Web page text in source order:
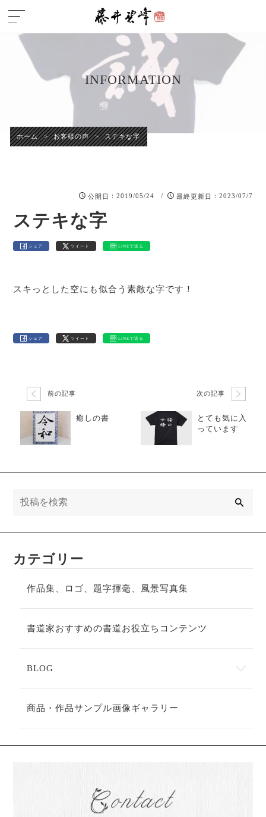
INFORMATION
ホーム > お客様の声 > ステキな字
公開日 ：2019/05/24 / 最終更新日 ：2023/07/7
ステキな字
シェア ツイート LINEで送る
スキっとした空にも似合う素敵な字です！
シェア ツイート LINEで送る
前の記事
癒しの書
次の記事
とても気に入
っています
カテゴリー
作品集、ロゴ、題字揮毫、風景写真集
書道家おすすめの書道お役立ちコンテンツ
BLOG
商品・作品サンプル画像ギャラリー